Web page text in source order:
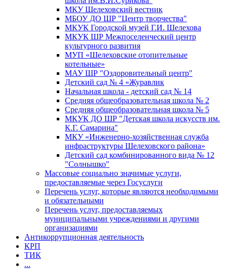
МКУ Шелеховский вестник
МБОУ ДО ШР "Центр творчества"
МКУК Городской музей Г.И. Шелехова
МКУК ШР Межпоселенческий центр
культурного развития
МУП «Шелеховские отопительные
котельные»
МАУ ШР "Оздоровительный центр"
Детский сад № 4 «Журавлик
Начальная школа - детский сад № 14
Средняя общеобразовательная школа № 2
Средняя общеобразовательная школа № 5
МКУК ДО ШР "Детская школа искусств им.
К.Г. Самарина"
МКУ «Инженерно-хозяйственная служба
инфраструктуры Шелеховского района»
Детский сад комбинированного вида № 12
"Солнышко"
Массовые социально значимые услуги,
предоставляемые через Госуслуги
Перечень услуг, которые являются необходимыми
и обязательными
Перечень услуг, предоставляемых
муниципальными учреждениями и другими
организациями
Антикоррупционная деятельность
КРП
ТИК
...